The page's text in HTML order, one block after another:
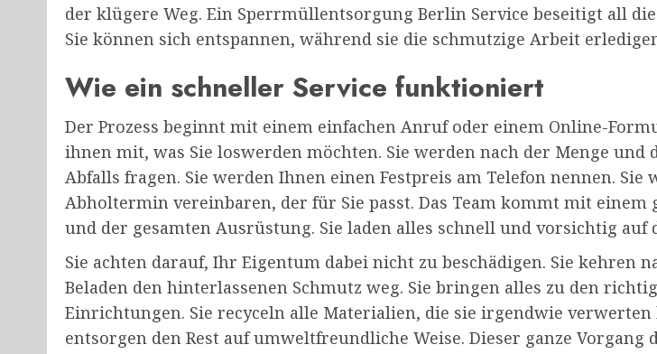
der klügere Weg. Ein Sperrmüllentsorgung Berlin Service beseitigt all
Sie können sich entspannen, während sie die schmutzige Arbeit
Wie ein schneller Service funktioniert
Der Prozess beginnt mit einem einfachen Anruf oder einem Online-
ihnen mit, was Sie loswerden möchten. Sie werden nach der Menge und
Abfalls fragen. Sie werden Ihnen einen Festpreis am Telefon nennen. Sie
Abholtermin vereinbaren, der für Sie passt. Das Team kommt mit einem
und der gesamten Ausrüstung. Sie laden alles schnell und vorsichtig auf
Sie achten darauf, Ihr Eigentum dabei nicht zu beschädigen. Sie kehren
Beladen den hinterlassenen Schmutz weg. Sie bringen alles zu den
Einrichtungen. Sie recyceln alle Materialien, die sie irgendwie verwerten
entsorgen den Rest auf umweltfreundliche Weise. Dieser ganze Vorgang